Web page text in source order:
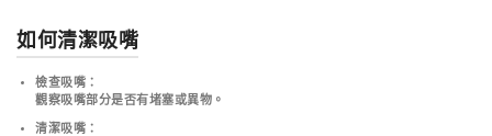
如何清潔吸嘴
檢查吸嘴 ：
觀察吸嘴部分是否有堵塞或異物。
清潔吸嘴 ：